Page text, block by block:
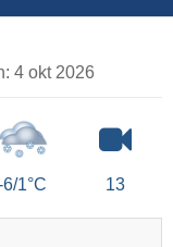
4 okt 2026
6/1°C 13